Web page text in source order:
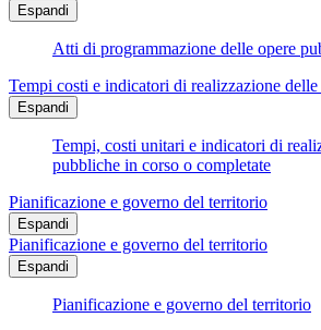
Espandi
Atti di programmazione delle opere
Tempi costi e indicatori di realizzazione
Espandi
Tempi, costi unitari e indicatori di
pubbliche in corso o completate
Pianificazione e governo del territorio
Espandi
Pianificazione e governo del territorio
Espandi
Pianificazione e governo del territorio